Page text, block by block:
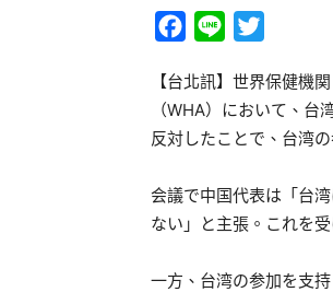
Facebook
Line
【台北訊】世界保健機
（WHA）において、
反対したことで、台湾
会議で中国代表は「台
ない」と主張。これを
一方、台湾の参加を支